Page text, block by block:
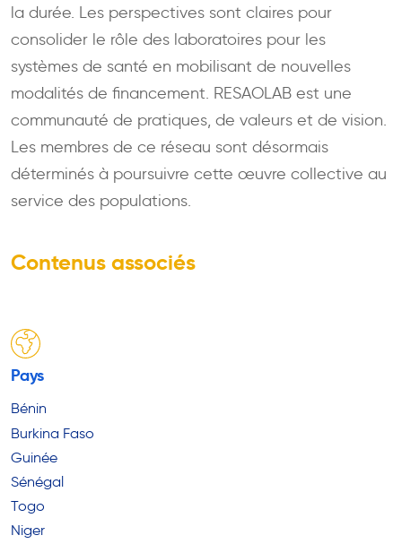
la durée. Les perspectives sont claires pour
consolider le rôle des laboratoires pour les
systèmes de santé en mobilisant de nouvelles
modalités de financement. RESAOLAB est une
communauté de pratiques, de valeurs et de vision.
Les membres de ce réseau sont désormais
déterminés à poursuivre cette œuvre collective au
service des populations.
Contenus associés
Pays
Bénin
Burkina Faso
Guinée
Sénégal
Togo
Niger